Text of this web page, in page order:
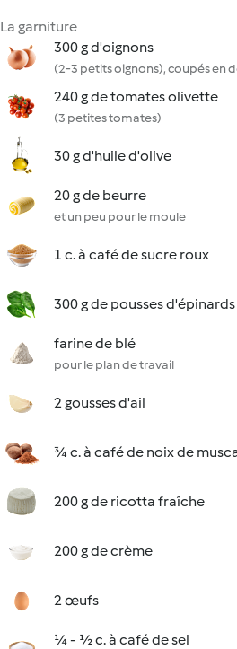
La garniture
300 g d'oignons
(2-3 petits oignons), coupés en
240 g de tomates olivette
(3 petites tomates)
30 g d'huile d'olive
20 g de beurre
et un peu pour le moule
1 c. à café de sucre roux
300 g de pousses
farine de blé
pour le plan de travail
2 gousses d'ail
¾ c. à café de noix de
200 g de ricotta fraîche
200 g de crème
2 œufs
¼ - ½ c. à café de sel